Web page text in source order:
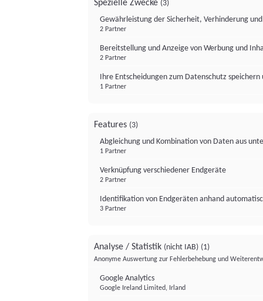
Spezielle Zwecke (3)
Gewährleistung der Sicherheit, Verhinderung
2 Partner
Bereitstellung und Anzeige von Werbung und
2 Partner
Ihre Entscheidungen zum Datenschutz
1 Partner
Features (3)
Abgleichung und Kombination von Daten aus
1 Partner
Verknüpfung verschiedener Endgeräte
2 Partner
Identifikation von Endgeräten anhand
3 Partner
Analyse / Statistik (nicht IAB) (1)
Anonyme Auswertung zur Fehlerbehebung und
Google Analytics
Google Ireland Limited, Irland